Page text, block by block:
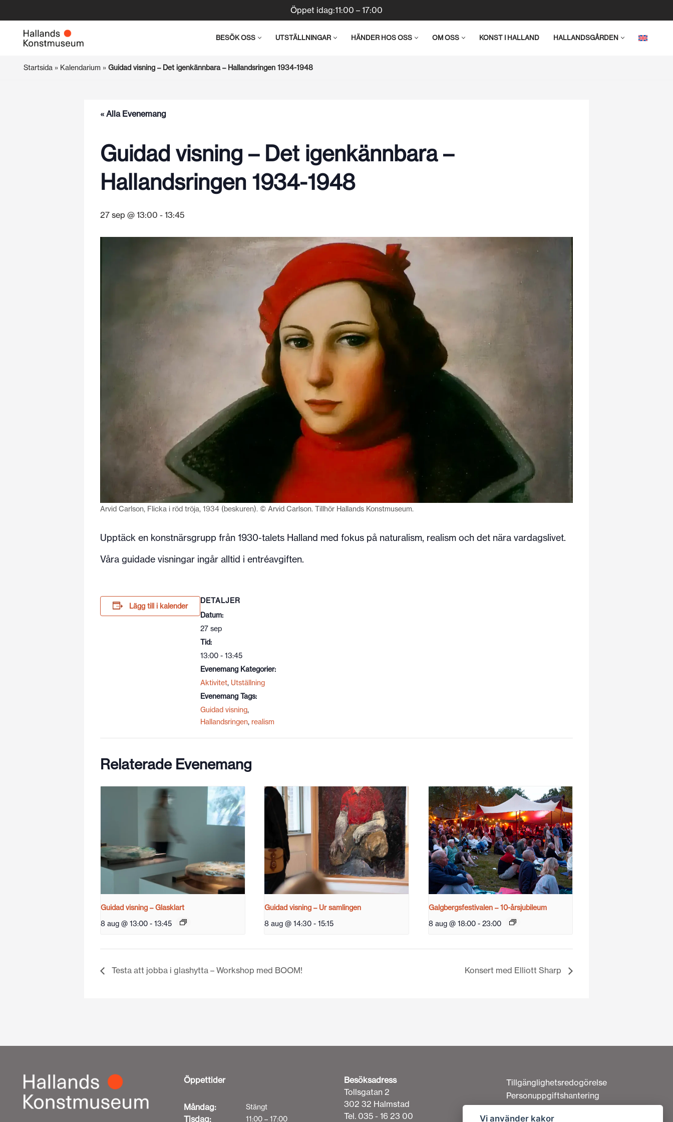
Hoppa
Öppet idag:11:00 – 17:00
BESÖK OSS UTSTÄLLNINGAR HÄNDER HOS OSS OM OSS KONST I HALLAND HALLANDSGÅRDEN
Startsida » Kalendarium » Guidad visning – Det igenkännbara – Hallandsringen 1934-1948
« Alla Evenemang
Guidad visning – Det igenkännbara –
Hallandsringen 1934-1948
27 sep @ 13:00 - 13:45
Arvid Carlson, Flicka i röd tröja, 1934 (beskuren). © Arvid Carlson. Tillhör Hallands Konstmuseum.
Upptäck en konstnärsgrupp från 1930-talets Halland med fokus på naturalism, realism och det nära vardagslivet.
Våra guidade visningar ingår alltid i entréavgiften.
Lägg till i kalender
DETALJER
Datum:
27 sep
Tid:
13:00 - 13:45
Evenemang Kategorier:
Aktivitet, Utställning
Evenemang Tags:
Guidad visning,
Hallandsringen, realism
Relaterade Evenemang
Guidad visning – Glasklart
8 aug @ 13:00 - 13:45
Guidad visning – Ur samlingen
8 aug @ 14:30 - 15:15
Galgbergsfestivalen – 10-årsjubileum
8 aug @ 18:00 - 23:00
Testa att jobba i glashytta – Workshop med BOOM! Konsert med Elliott Sharp
Öppettider
Måndag: Stängt
Tisdag: 11:00 – 17:00
Besöksadress
Tollsgatan 2
302 32 Halmstad
Tel. 035 - 16 23 00
Tillgänglighetsredogörelse
Personuppgiftshantering
Om cookies
Vi använder kakor